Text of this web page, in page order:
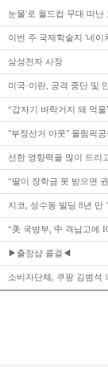
눈물'로 월드컵 무대 떠난
이번 주 국제학술지 '네이
삼성전자 사장
미국·이란, 공격 중단 및 만
“갑자기 벼락거지 돼 억
"부정선거 아웃" 올림픽공
선한 영향력을 많이 드리
“딸이 장학금 못 받으면
지코, 성수동 빌딩 8년 만
“美 국방부, 中 격납고에
▶출장샵 콜걸◀
소비자단체, 쿠팡 김범석